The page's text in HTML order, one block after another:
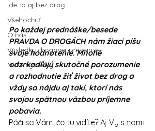
Ide to aj bez drog
Všehochuť
O nás
Výsledky drogovej prevencie
Naše výsledky
Po každej prednáške/besede
PRAVDA O DROGÁCH nám žiaci píšu
svoje hodnotenie. Mnohé
odzrkadľujú skutočné porozumenie
a rozhodnutie žiť život bez drog a
vždy sa nájdu aj takí, ktorí nás
svojou spätnou väzbou príjemne
pobavia.
Páči sa Vám, čo tu vidíte? Aj Vy s nami